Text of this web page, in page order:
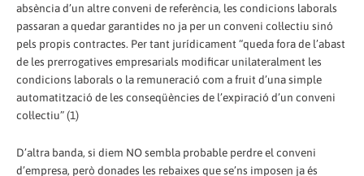
absència d’un altre conveni de referència, les condicions laborals
passaran a quedar garantides no ja per un conveni col·lectiu sinó
pels propis contractes. Per tant jurídicament “queda fora de l’abast
de les prerrogatives empresarials modificar unilateralment les
condicions laborals o la remuneració com a fruit d’una simple
automatització de les conseqüències de l’expiració d’un conveni
col·lectiu” (1)
D’altra banda, si diem NO sembla probable perdre el conveni
d’empresa, però donades les rebaixes que se’ns imposen ja és